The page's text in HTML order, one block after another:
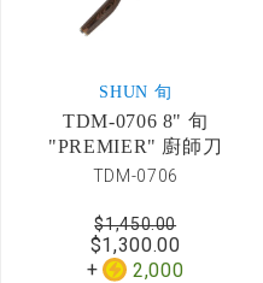
SHUN 旬
TDM-0706 8" 旬
"PREMIER" 廚師刀
TDM-0706
$1,300.00
2,000
$1,450.00